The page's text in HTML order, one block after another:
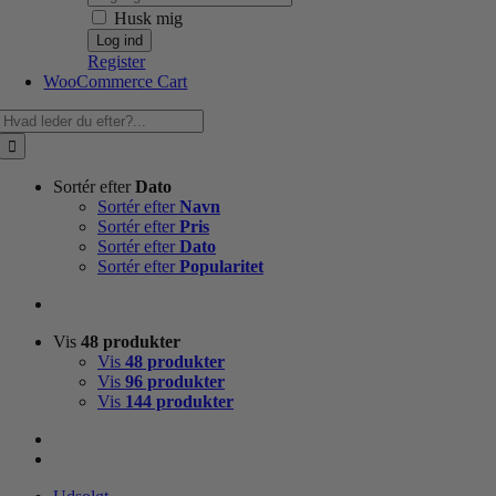
Husk mig
Register
WooCommerce Cart
Sortér efter Dato
Sortér efter Navn
Sortér efter Pris
Sortér efter Dato
Sortér efter Popularitet
Vis 48 produkter
Vis 48 produkter
Vis 96 produkter
Vis 144 produkter